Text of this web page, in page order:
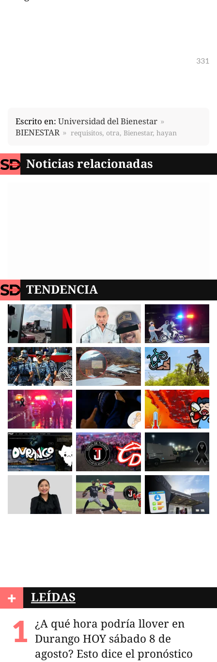
331
Escrito en: Universidad del Bienestar
BIENESTAR
requisitos, otra, Bienestar, hayan
Noticias relacionadas
TENDENCIA
+ LEÍDAS
¿A qué hora podría llover en
Durango HOY sábado 8 de
agosto? Esto dice el pronóstico